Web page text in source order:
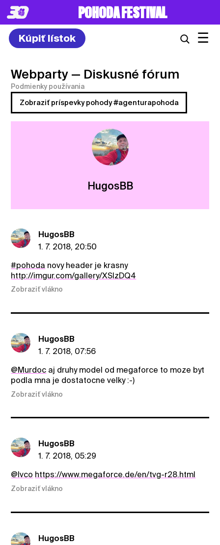
POHODA FESTIVAL
Kúpiť lístok ☰
Webparty — Diskusné fórum
Podmienky používania
Zobraziť príspevky pohody #agenturapohoda
HugosBB
HugosBB
1. 7. 2018, 20:50
#pohoda novy header je krasny
http://imgur.com/gallery/XSIzDQ4
Zobraziť vlákno
HugosBB
1. 7. 2018, 07:56
@Murdoc aj druhy model od megaforce to moze byt
podla mna je dostatocne velky :-)
Zobraziť vlákno
HugosBB
1. 7. 2018, 05:29
@Ivco https://www.megaforce.de/en/tvg-r28.html
Zobraziť vlákno
HugosBB